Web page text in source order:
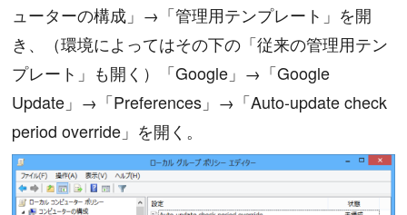
ューターの構成」→「管理用テンプレート」を開
き、（環境によってはその下の「従来の管理用テン
プレート」も開く）「Google」→「Google
Update」→「Preferences」→「Auto-update check
period override」を開く。